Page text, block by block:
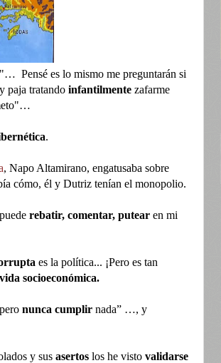
Pensé es lo mismo me preguntarán si
paja tratando infantilmente zafarme
.
, Napo Altamirano, engatusaba sobre
cómo, él y Dutriz tenían el monopolio.
rebatir, comentar, putear en mi
es la política... ¡Pero es tan
vida socioeconómica.
nunca cumplir nada” …, y
y sus asertos los he visto validarse